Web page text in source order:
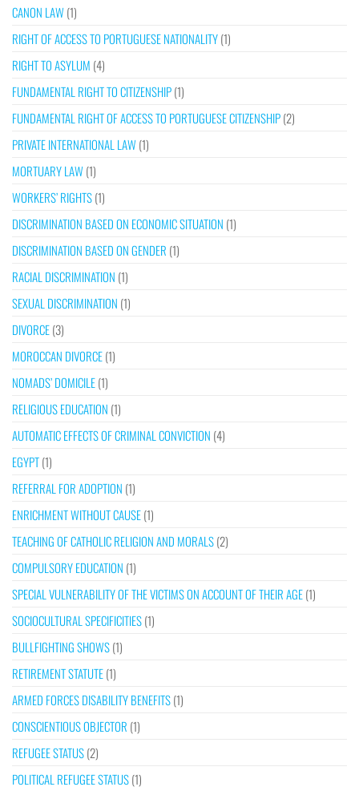
CANON LAW(1)
RIGHT OF ACCESS TO PORTUGUESE NATIONALITY(1)
RIGHT TO ASYLUM (4)
FUNDAMENTAL RIGHT TO CITIZENSHIP(1)
FUNDAMENTAL RIGHT OF ACCESS TO PORTUGUESE CITIZENSHIP(2)
PRIVATE INTERNATIONAL LAW(1)
MORTUARY LAW(1)
WORKERS’ RIGHTS(1)
DISCRIMINATION BASED ON ECONOMIC SITUATION (1)
DISCRIMINATION BASED ON GENDER (1)
RACIAL DISCRIMINATION (1)
SEXUAL DISCRIMINATION (1)
DIVORCE(3)
MOROCCAN DIVORCE(1)
NOMADS’ DOMICILE(1)
RELIGIOUS EDUCATION (1)
AUTOMATIC EFFECTS OF CRIMINAL CONVICTION (4)
EGYPT(1)
REFERRAL FOR ADOPTION (1)
ENRICHMENT WITHOUT CAUSE(1)
TEACHING OF CATHOLIC RELIGION AND MORALS(2)
COMPULSORY EDUCATION (1)
SPECIAL VULNERABILITY OF THE VICTIMS ON ACCOUNT OF THEIR AGE(1)
SOCIOCULTURAL SPECIFICITIES(1)
BULLFIGHTING SHOWS(1)
RETIREMENT STATUTE(1)
ARMED FORCES DISABILITY BENEFITS(1)
CONSCIENTIOUS OBJECTOR (1)
REFUGEE STATUS(2)
POLITICAL REFUGEE STATUS(1)